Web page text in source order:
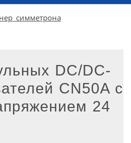
DC/DC-
CN50A с
24